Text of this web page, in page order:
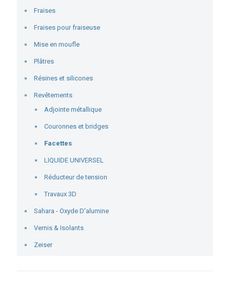
Fraises
Fraises pour fraiseuse
Mise en moufle
Plâtres
Résines et silicones
Revêtements
Adjointe métallique
Couronnes et bridges
Facettes
LIQUIDE UNIVERSEL
Réducteur de tension
Travaux 3D
Sahara - Oxyde D'alumine
Vernis & Isolants
Zeiser